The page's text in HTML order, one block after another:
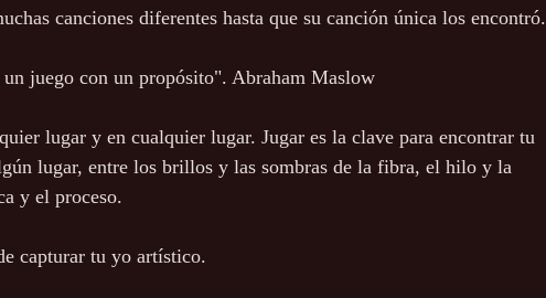
canciones diferentes hasta que su canción única los encontró.
juego con un propósito". Abraham Maslow
lugar y en cualquier lugar. Jugar es la clave para encontrar tu
lugar, entre los brillos y las sombras de la fibra, el hilo y la
y el proceso.
capturar tu yo artístico.